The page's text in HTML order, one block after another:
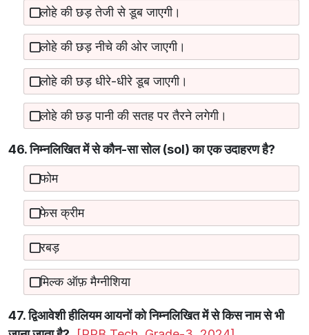
लोहे की छड़ तेजी से डूब जाएगी।
लोहे की छड़ नीचे की ओर जाएगी।
लोहे की छड़ धीरे-धीरे डूब जाएगी।
लोहे की छड़ पानी की सतह पर तैरने लगेगी।
46. निम्नलिखित में से कौन-सा सोल (sol) का एक उदाहरण है?
फोम
फेस क्रीम
रबड़
मिल्क ऑफ़ मैग्नीशिया
47. द्विआवेशी हीलियम आयनों को निम्नलिखित में से किस नाम से भी